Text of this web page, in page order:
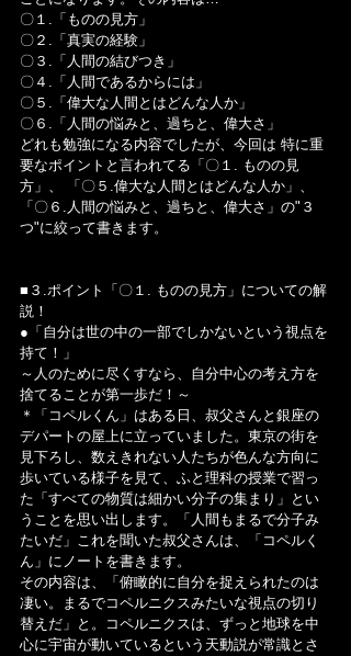
〇１.「ものの見方」
〇２.「真実の経験」
〇３.「人間の結びつき」
〇４.「人間であるからには」
〇５.「偉大な人間とはどんな人か」
〇６.「人間の悩みと、過ちと、偉大さ」
どれも勉強になる内容でしたが、今回は 特に重
要なポイントと言われてる「〇１. ものの見
方」、 「〇５.偉大な人間とはどんな人か」、
「〇６.人間の悩みと、過ちと、偉大さ」の"３
つ"に絞って書きます。
■３.ポイント「〇１. ものの見方」についての解
説！
●「自分は世の中の一部でしかないという視点を
持て！」
～人のために尽くすなら、自分中心の考え方を
捨てることが第一歩だ！～
＊「コペルくん」はある日、叔父さんと銀座の
デパートの屋上に立っていました。東京の街を
見下ろし、数えきれない人たちが色んな方向に
歩いている様子を見て、ふと理科の授業で習っ
た「すべての物質は細かい分子の集まり」とい
うことを思い出します。「人間もまるで分子み
たいだ」これを聞いた叔父さんは、「コペルく
ん」にノートを書きます。
その内容は、「俯瞰的に自分を捉えられたのは
凄い。まるでコペルニクスみたいな視点の切り
替えだ」と。コペルニクスは、ずっと地球を中
心に宇宙が動いているという天動説が常識とさ